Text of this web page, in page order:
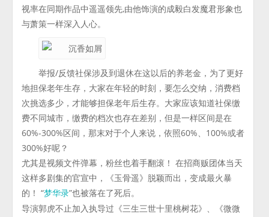
视率在同期作品中遥遥领先,由他饰演的成毅白发魔君形象也
与萧策一样深入人心。
举报/反馈社保涉及到退休在这以后的养老金，为了更好
地担保老年生存，大家在年轻的时刻，要怎么交纳，消费档
次挑选多少，才能够担保老年后生存。大家应该知道社保缴
费不同城市，缴费的档次也存在差别，但是一样区间是在
60%-300%区间，那末对于个人来说，依照60%、100%或者
300%好呢？
尤其是视频文件弹幕，粉丝也着手翻滚！ 在招商贩团体当天
这样多剧集的官宣中，《玉骨遥》脱颖而出，变成最火暴
的！ “梦华录”也被落在了死后。
导演郭虎不止加入执导过《三生三世十里桃树花》、《微微